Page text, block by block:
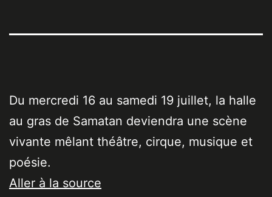
Du mercredi 16 au samedi 19 juillet, la halle
au gras de Samatan deviendra une scène
vivante mêlant théâtre, cirque, musique et
poésie.
Aller à la source